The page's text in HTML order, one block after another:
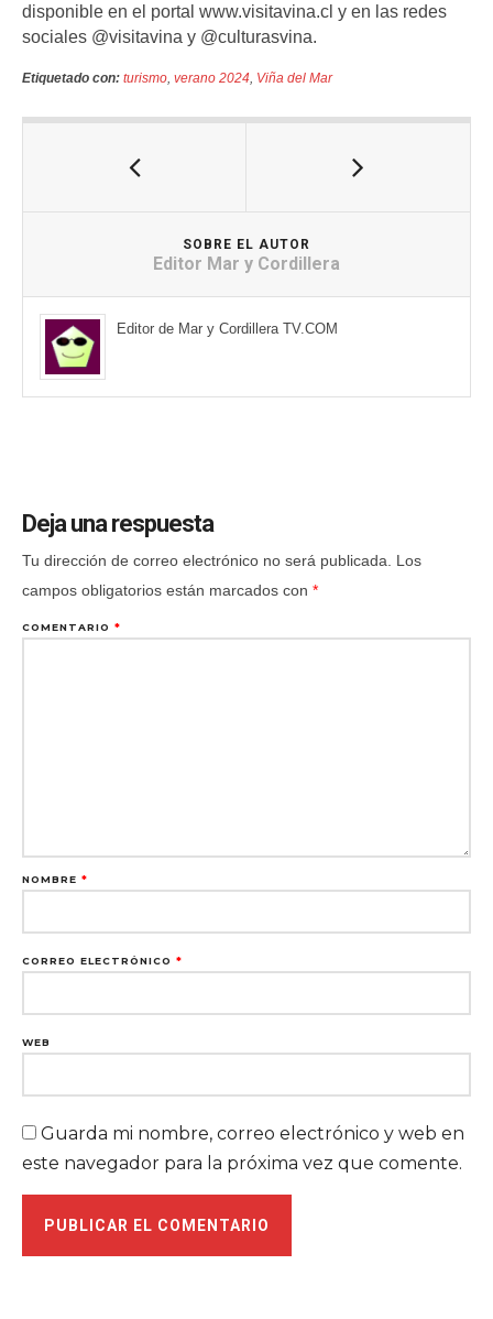
disponible en el portal www.visitavina.cl y en las redes
sociales @visitavina y @culturasvina.
Etiquetado con: turismo, verano 2024, Viña del Mar
SOBRE EL AUTOR
Editor Mar y Cordillera
Editor de Mar y Cordillera TV.COM
Deja una respuesta
Tu dirección de correo electrónico no será publicada.
Los
campos obligatorios están marcados con *
COMENTARIO *
NOMBRE *
CORREO ELECTRÓNICO *
WEB
Guarda mi nombre, correo electrónico y web en
este navegador para la próxima vez que comente.